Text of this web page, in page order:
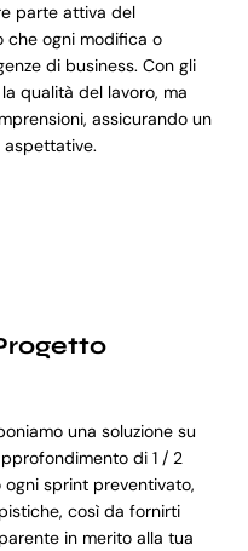
parte attiva del
che ogni modifica o
di business. Con gli
qualità del lavoro, ma
assicurando un
una soluzione su
di 1 / 2
sprint preventivato,
così da fornirti
in merito alla tua